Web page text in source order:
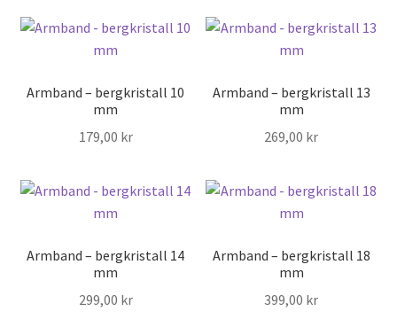
Armband – bergkristall 10
mm
179,00 kr
Armband – bergkristall 13
mm
269,00 kr
Armband – bergkristall 14
mm
299,00 kr
Armband – bergkristall 18
mm
399,00 kr